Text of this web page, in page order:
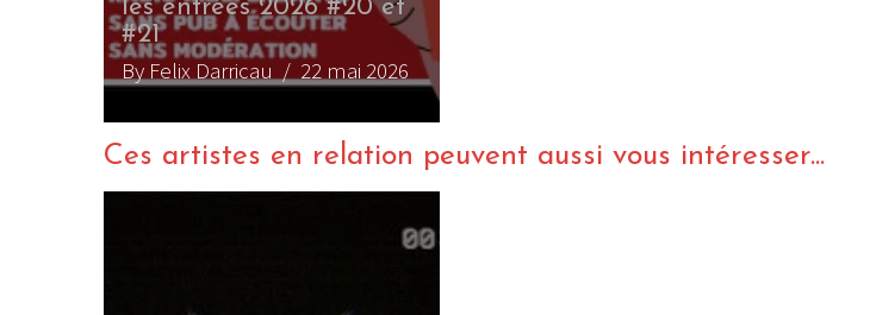
les entrées 2026 #20 et
#21
By Felix Darricau / 22 mai 2026
Ces artistes en relation peuvent aussi vous intéresser...